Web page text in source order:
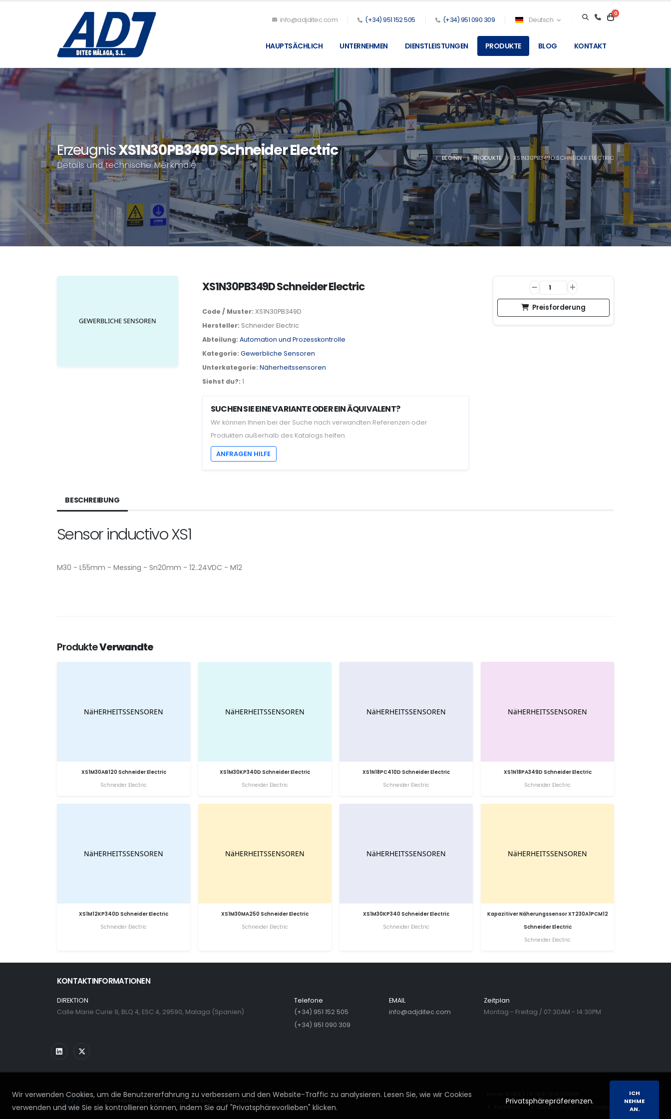
Wir verwenden Cookies, um die Benutzererfahrung zu verbessern und den Website-Traffic zu analysieren. Lesen Sie, wie wir Cookies
verwenden und wie Sie sie kontrollieren können, indem Sie auf "Privatsphärevorlieben" klicken.
Privatsphärepräferenzen.
ICH
NEHME
AN.
info@adjditec.com (+34) 951 152 505 (+34) 951 090 309 Deutsch
0
HAUPTSÄCHLICH UNTERNEHMEN DIENSTLEISTUNGEN PRODUKTE BLOG KONTAKT
ErzeugnisXS1N30PB349D Schneider Electric
Details und technische Merkmale
BEGINN PRODUKTE XS1N30PB349D SCHNEIDER ELECTRIC
XS1N30PB349D Schneider Electric
Code / Muster: XS1N30PB349D
Hersteller: Schneider Electric
Abteilung: Automation und Prozesskontrolle
Kategorie: Gewerbliche Sensoren
Unterkategorie: Näherheitssensoren
Siehst du?: 1
SUCHEN SIE EINE VARIANTE ODER EIN ÄQUIVALENT?
Wir können Ihnen bei der Suche nach verwandten Referenzen oder
Produkten außerhalb des Katalogs helfen.
ANFRAGEN HILFE
Preisforderung
BESCHREIBUNG
Sensor inductivo XS1
M30 - L55mm - Messing - Sn20mm - 12..24VDC - M12
ProdukteVerwandte
XS1M30AB120 Schneider Electric
Schneider Electric
XS1M30KP340D Schneider Electric
Schneider Electric
XS1N18PC410D Schneider Electric
Schneider Electric
XS1N18PA349D Schneider Electric
Schneider Electric
XS1M12KP340D Schneider Electric
Schneider Electric
XS1M30MA250 Schneider Electric
Schneider Electric
XS1M30KP340 Schneider Electric
Schneider Electric
Kapazitiver Näherungssensor XT230A1PCM12
Schneider Electric
Schneider Electric
KONTAKTINFORMATIONEN
DIREKTION
Calle Marie Curie 9, BLQ 4, ESC 4, 29590, Malaga (Spanien)
Telefone
(+34) 951 152 505
(+34) 951 090 309
EMAIL
info@adjditec.com
Zeitplan
Montag - Freitag / 07:30AM - 14:30PM
© Urheberrecht 2008 - 2026. Alle Rechte vorbehalten.
Datenschutz